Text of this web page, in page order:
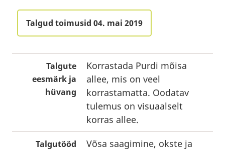
Talgud toimusid 04. mai 2019
Talgute
eesmärk ja
hüvang
Korrastada Purdi mõisa
allee, mis on veel
korrastamatta. Oodatav
tulemus on visuaalselt
korras allee.
Talgutööd
Võsa saagimine, okste ja